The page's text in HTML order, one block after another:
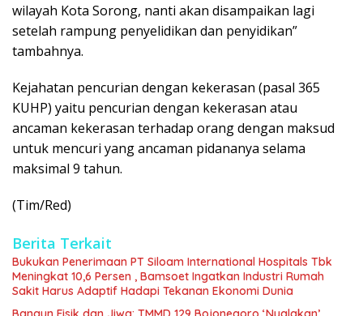
wilayah Kota Sorong, nanti akan disampaikan lagi
setelah rampung penyelidikan dan penyidikan”
tambahnya.
Kejahatan pencurian dengan kekerasan (pasal 365
KUHP) yaitu pencurian dengan kekerasan atau
ancaman kekerasan terhadap orang dengan maksud
untuk mencuri yang ancaman pidananya selama
maksimal 9 tahun.
(Tim/Red)
Berita Terkait
Bukukan Penerimaan PT Siloam International Hospitals Tbk
Meningkat 10,6 Persen , Bamsoet Ingatkan Industri Rumah
Sakit Harus Adaptif Hadapi Tekanan Ekonomi Dunia